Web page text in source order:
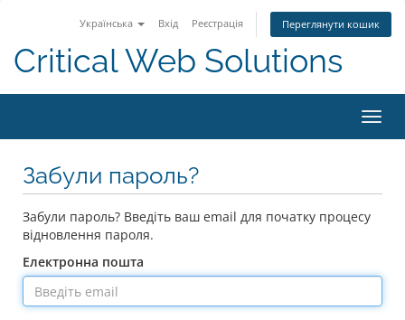
Українська Вхід Реєстрація Переглянути кошик
Critical Web Solutions
Забули пароль?
Забули пароль? Введіть ваш email для початку процесу
відновлення пароля.
Електронна пошта